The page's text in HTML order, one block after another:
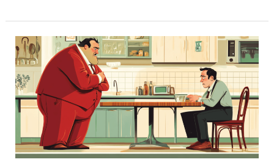
Einwandbehandlung
oder
was
im
deutschen
Finanzvertrieb
schiefläuft